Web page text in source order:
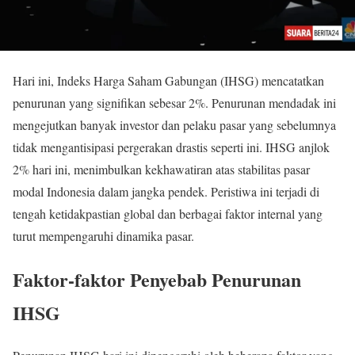
Hari ini, Indeks Harga Saham Gabungan (IHSG) mencatatkan
penurunan yang signifikan sebesar 2%. Penurunan mendadak ini
mengejutkan banyak investor dan pelaku pasar yang sebelumnya
tidak mengantisipasi pergerakan drastis seperti ini. IHSG anjlok
2% hari ini, menimbulkan kekhawatiran atas stabilitas pasar
modal Indonesia dalam jangka pendek. Peristiwa ini terjadi di
tengah ketidakpastian global dan berbagai faktor internal yang
turut mempengaruhi dinamika pasar.
Faktor-faktor Penyebab Penurunan
IHSG